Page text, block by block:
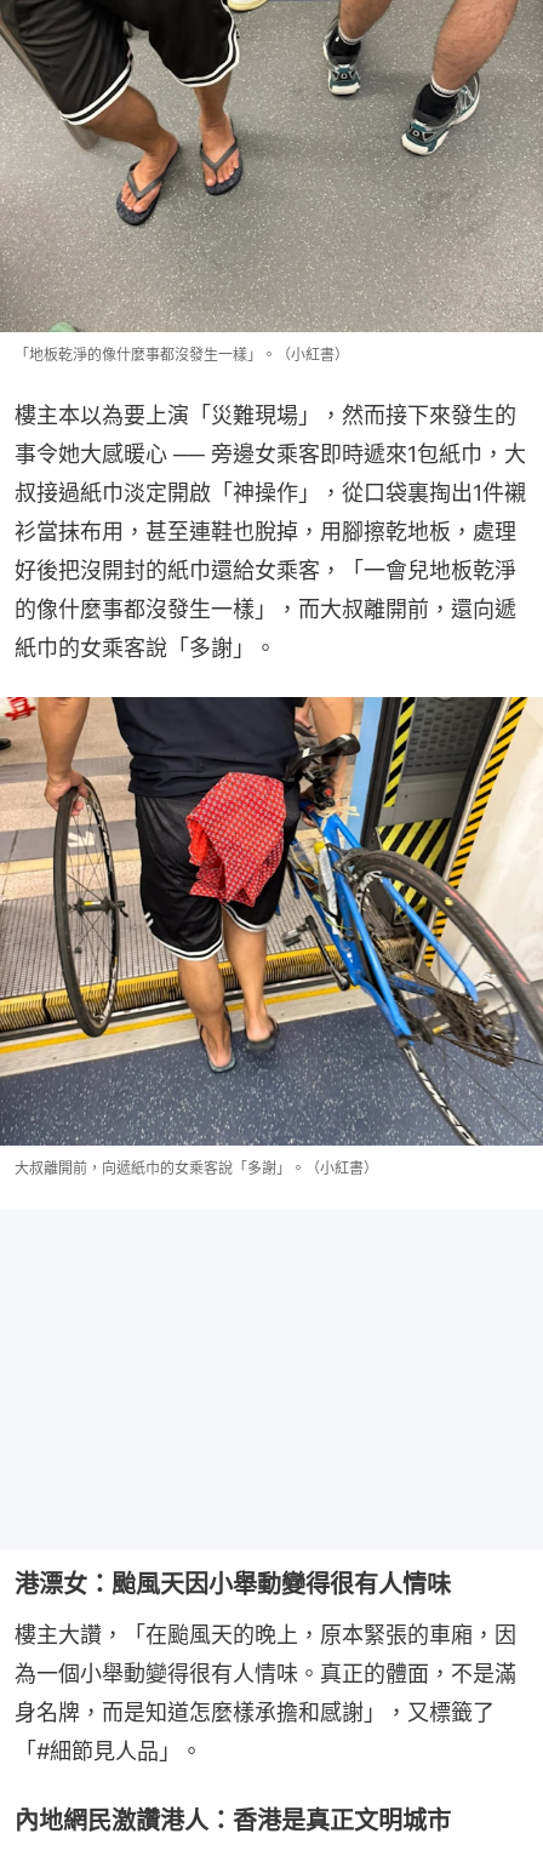
「地板乾淨的像什麼事都沒發生一樣」。（小紅書）
樓主本以為要上演「災難現場」，然而接下來發生的
事令她大感暖心 ── 旁邊女乘客即時遞來1包紙巾，大
叔接過紙巾淡定開啟「神操作」，從口袋裏掏出1件襯
衫當抹布用，甚至連鞋也脫掉，用腳擦乾地板，處理
好後把沒開封的紙巾還給女乘客，「一會兒地板乾淨
的像什麼事都沒發生一樣」，而大叔離開前，還向遞
紙巾的女乘客說「多謝」。
大叔離開前，向遞紙巾的女乘客說「多謝」。（小紅書）
港漂女：颱風天因小舉動變得很有人情味
樓主大讚，「在颱風天的晚上，原本緊張的車廂，因
為一個小舉動變得很有人情味。真正的體面，不是滿
身名牌，而是知道怎麼樣承擔和感謝」，又標籤了
「#細節見人品」。
內地網民激讚港人：香港是真正文明城市